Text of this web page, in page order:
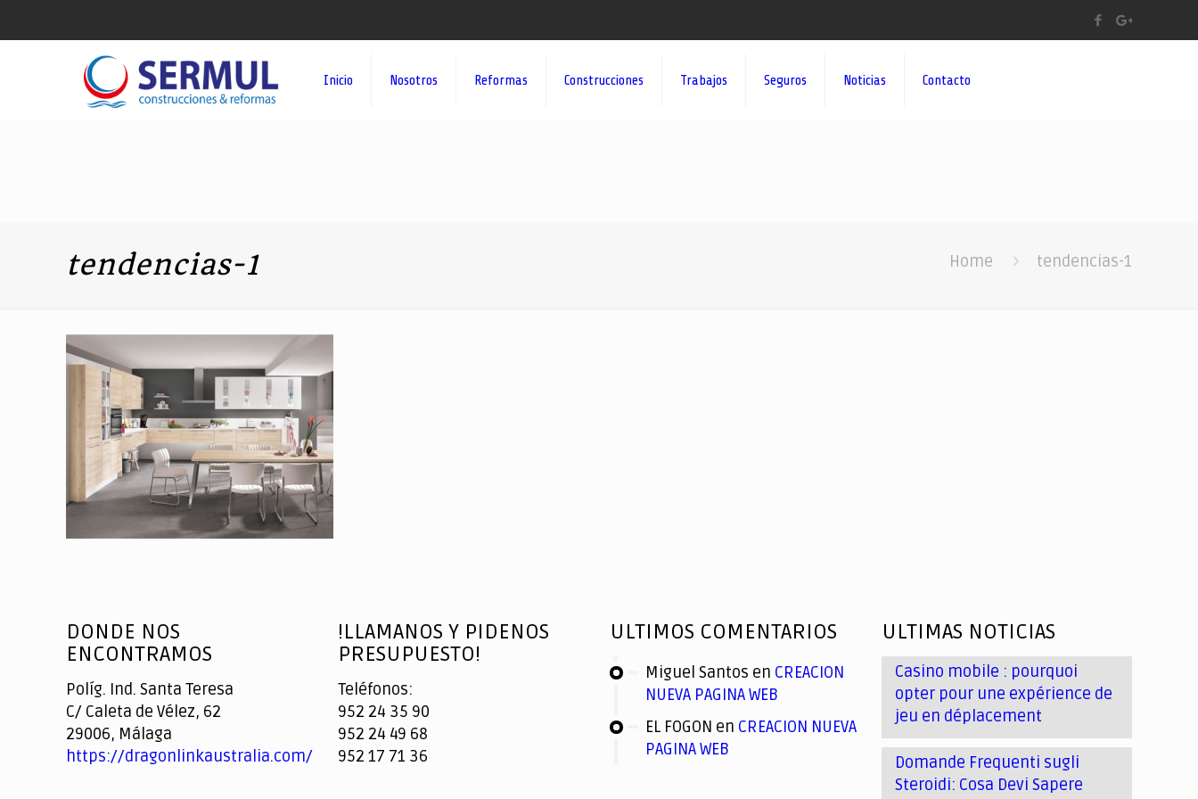
Inicio Nosotros Reformas Construcciones Trabajos Seguros Noticias Contacto
tendencias-1 Home tendencias-1
DONDE NOS
ENCONTRAMOS
Políg. Ind. Santa Teresa
C/ Caleta de Vélez, 62
29006, Málaga
https://dragonlinkaustralia.com/
!LLAMANOS Y PIDENOS
PRESUPUESTO!
Teléfonos:
952 24 35 90
952 24 49 68
952 17 71 36
ULTIMOS COMENTARIOS
Miguel Santos en CREACION
NUEVA PAGINA WEB
EL FOGON en CREACION NUEVA
PAGINA WEB
ULTIMAS NOTICIAS
Casino mobile : pourquoi
opter pour une expérience de
jeu en déplacement
Domande Frequenti sugli
Steroidi: Cosa Devi Sapere